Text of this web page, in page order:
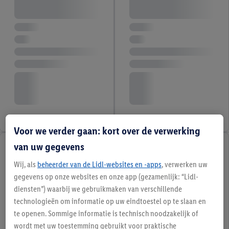
Voor we verder gaan: kort over de verwerking
van uw gegevens
Wij, als beheerder van de Lidl-websites en -apps, verwerken uw
gegevens op onze websites en onze app (gezamenlijk: “Lidl-
diensten”) waarbij we gebruikmaken van verschillende
technologieën om informatie op uw eindtoestel op te slaan en
te openen. Sommige informatie is technisch noodzakelijk of
wordt met uw toestemming gebruikt voor praktische